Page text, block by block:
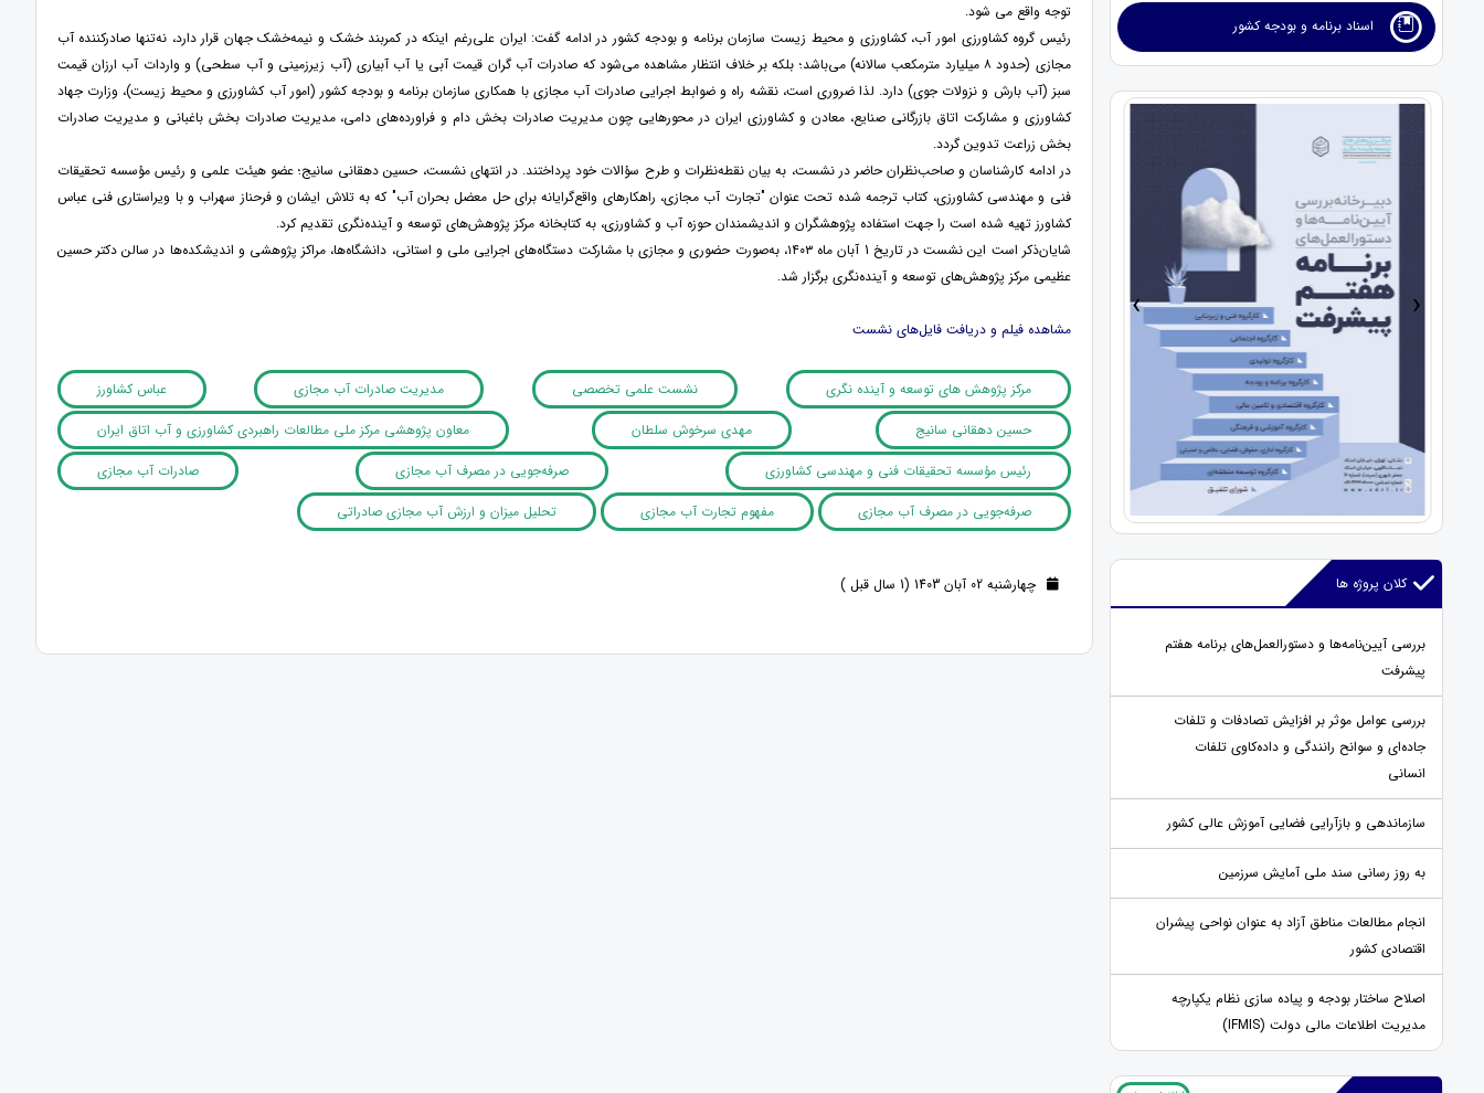
اسناد برنامه و بودجه کشور
› ‹
کلان پروژه ها
بررسی آیین‌نامه‌ها و دستورالعمل‌های برنامه هفتم
پیشرفت
بررسی عوامل موثر بر افزایش تصادفات و تلفات
جاده‌ای و سوانح رانندگی و داده‌کاوی تلفات
انسانی
سازماندهی و بازآرایی فضایی آموزش عالی کشور
به روز رسانی سند ملی آمایش سرزمین
انجام مطالعات مناطق آزاد به عنوان نواحی پیشران
اقتصادی کشور
اصلاح ساختار بودجه و پیاده سازی نظام یکپارچه
مدیریت اطلاعات مالی دولت (IFMIS)
توجه واقع می شود.
رئیس گروه کشاورزی امور آب، کشاورزی و محیط زیست سازمان برنامه و بودجه کشور در ادامه گفت: ایران علی‌رغم اینکه در کمربند خشک و نیمه‌خشک جهان قرار دارد، نه‌تنها صادرکننده آب
مجازی (حدود ۸ میلیارد مترمکعب سالانه) می‌باشد؛ بلکه بر خلاف انتظار مشاهده می‌شود که صادرات آب گران قیمت آبی یا آب آبیاری (آب زیرزمینی و آب سطحی) و واردات آب ارزان قیمت
سبز (آب بارش و نزولات جوی) دارد. لذا ضروری است، نقشه راه و ضوابط اجرایی صادرات آب مجازی با همکاری سازمان برنامه و بودجه کشور (امور آب کشاورزی و محیط زیست)، وزارت جهاد
کشاورزی و مشارکت اتاق بازرگانی صنایع، معادن و کشاورزی ایران در محورهایی چون مدیریت صادرات بخش دام و فراورده‌های دامی، مدیریت صادرات بخش باغبانی و مدیریت صادرات
بخش زراعت تدوین گردد.
در ادامه کارشناسان و صاحب‌نظران حاضر در نشست، به بیان نقطه‌نظرات و طرح سؤالات خود پرداختند. در انتهای نشست، حسین دهقانی سانیج؛ عضو هیئت علمی و رئیس مؤسسه تحقیقات
فنی و مهندسی کشاورزی، کتاب ترجمه شده تحت عنوان "تجارت آب مجازی، راهکارهای واقع‌گرایانه برای حل معضل بحران آب" که به تلاش ایشان و فرحناز سهراب و با ویراستاری فنی عباس
کشاورز تهیه شده است را جهت استفاده پژوهشگران و اندیشمندان حوزه آب و کشاورزی، به کتابخانه مرکز پژوهش‌های توسعه و آینده‌نگری تقدیم کرد.
شایان‌ذکر است این نشست در تاریخ 1 آبان ماه ۱۴۰۳، به‌صورت حضوری و مجازی با مشارکت دستگاه‌های اجرایی ملی و استانی، دانشگاه‌ها، مراکز پژوهشی و اندیشکده‌ها در سالن دکتر حسین
عظیمی مرکز پژوهش‌های توسعه و آینده‌نگری برگزار شد.
مشاهده فیلم و دریافت فایل‌های نشست
مرکز پژوهش های توسعه و آینده نگری نشست علمی تخصصی مدیریت صادرات آب مجازی
عباس کشاورز
حسین دهقانی سانیج
مهدی سرخوش سلطان
معاون پژوهشی مرکز ملی مطالعات راهبردی کشاورزی و آب اتاق ایران
رئیس مؤسسه تحقیقات فنی و مهندسی کشاورزی
صرفه‌جویی در مصرف آب مجازی
صادرات آب مجازی
صرفه‌جویی در مصرف آب مجازی
مفهوم تجارت آب مجازی تحلیل میزان و ارزش آب مجازی صادراتی
چهارشنبه 02 آبان 1403 (1 سال قبل )